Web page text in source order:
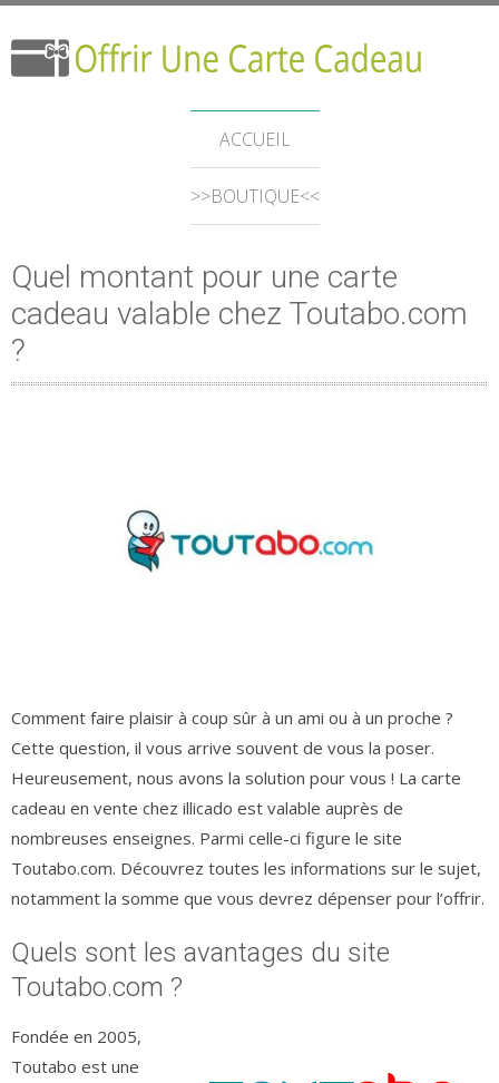
ACCUEIL
>>BOUTIQUE<<
Quel montant pour une carte
cadeau valable chez Toutabo.com
?
Comment faire plaisir à coup sûr à un ami ou à un proche ?
Cette question, il vous arrive souvent de vous la poser.
Heureusement, nous avons la solution pour vous ! La carte
cadeau en vente chez illicado est valable auprès de
nombreuses enseignes. Parmi celle-ci figure le site
Toutabo.com. Découvrez toutes les informations sur le sujet,
notamment la somme que vous devrez dépenser pour l’offrir.
Quels sont les avantages du site
Toutabo.com ?
Fondée en 2005,
Toutabo est une